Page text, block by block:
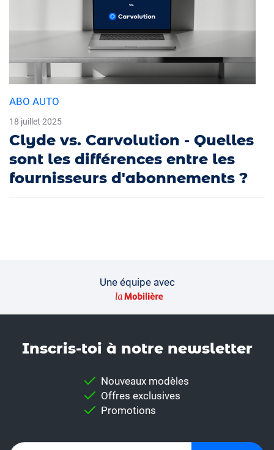
ABO AUTO
18 juillet 2025
Clyde vs. Carvolution - Quelles
sont les différences entre les
fournisseurs d'abonnements ?
Une équipe avec
Inscris-toi à notre news­letter
Nouveaux modèles
Offres exclusives
Promotions